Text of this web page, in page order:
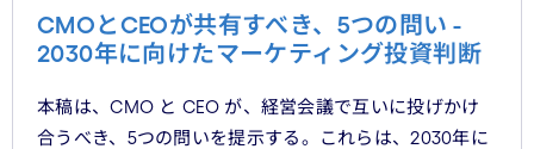
CMOとCEOが共有すべき、5つの問い -
2030年に向けたマーケティング投資判断
本稿は、CMO と CEO が、経営会議で互いに投げかけ
合うべき、5つの問いを提示する。これらは、2030年に